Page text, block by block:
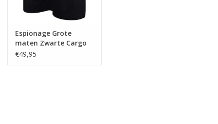
Espionage Grote
maten Zwarte Cargo
Short Zwart
€49,95